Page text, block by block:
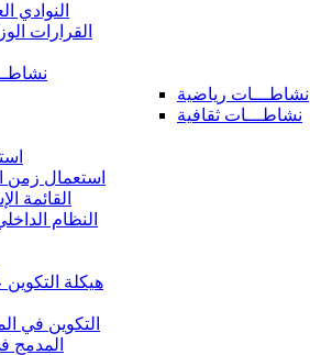
النوادي
القرارات
نشاطـــات رياضية
نشاطـــات ثقافية
استعمال زمن
القائمة
النظام
هيكلة
المدمج